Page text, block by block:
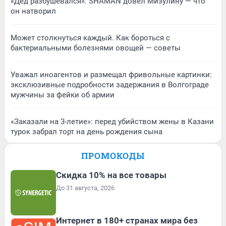
он натворил
Может столкнуться каждый. Как бороться с
бактериальными болезнями овощей — советы
Уважал иноагентов и размещал фривольные картинки:
эксклюзивные подробности задержания в Волгограде
мужчины за фейки об армии
«Заказали на 3-летие»: перед убийством жены в Казани
турок забрал торт на день рождения сына
ПРОМОКОДЫ
Скидка 10% на все товары
До 31 августа, 2026
Интернет в 180+ странах мира без